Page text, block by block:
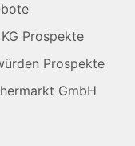
Prospekte
Prospekte
GmbH